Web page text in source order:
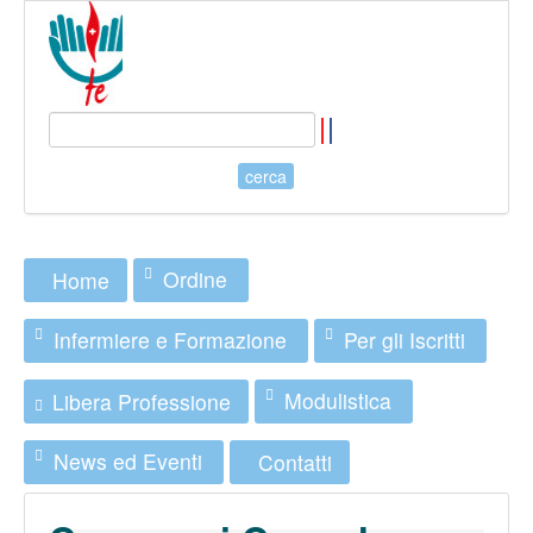
Home Ordine
Infermiere e Formazione Per gli Iscritti
Libera Professione Modulistica
News ed Eventi Contatti